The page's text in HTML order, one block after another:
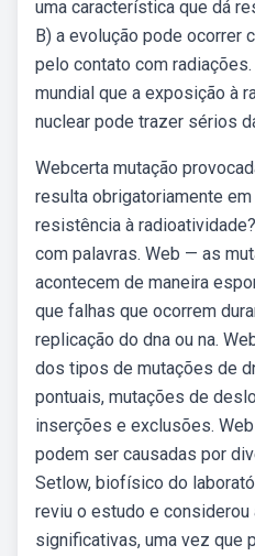
uma característica que dá
B) a evolução pode ocorrer
pelo contato com
mundial que a exposição à
nuclear pode trazer sérios
Webcerta mutação
resulta obrigatoriamente
resistência à
com palavras. Web — as
acontecem de maneira
que falhas que ocorrem
replicação do dna ou na.
dos tipos de mutações de
pontuais, mutações de
inserções e exclusões.
podem ser causadas por
Setlow, biofísico do
reviu o estudo e
significativas, uma vez que